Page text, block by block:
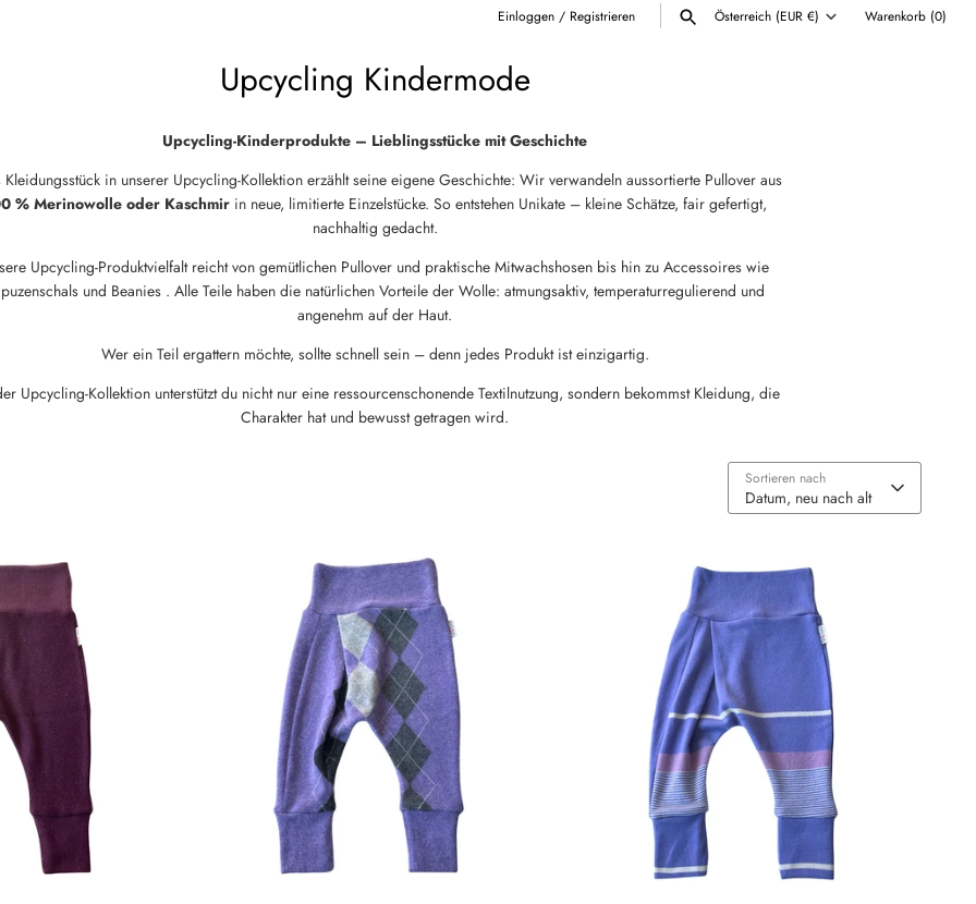
Einloggen / Registrieren Währung
Österreich (EUR €) Warenkorb (0)
Upcycling Kindermode
Upcycling-Kinderprodukte – Lieblingsstücke mit Geschichte
Kleidungsstück in unserer Upcycling-Kollektion erzählt seine eigene Geschichte: Wir verwandeln aussortierte Pullover aus
% Merinowolle oder Kaschmirin neue, limitierte Einzelstücke. So entstehen Unikate – kleine Schätze, fair gefertigt,
nachhaltig gedacht.
Upcycling-Produktvielfalt reicht von gemütlichen Pullover und praktische Mitwachshosen bis hin zu Accessoires wie
und Beanies . Alle Teile haben die natürlichen Vorteile der Wolle: atmungsaktiv, temperaturregulierend und
angenehm auf der Haut.
Wer ein Teil ergattern möchte, sollte schnell sein – denn jedes Produkt ist einzigartig.
Upcycling-Kollektion unterstützt du nicht nur eine ressourcenschonende Textilnutzung, sondern bekommst Kleidung, die
Charakter hat und bewusst getragen wird.
Sortieren nach
Datum, neu nach alt
QUICK
QUICK